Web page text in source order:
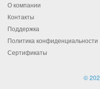
О компании
Контакты
Поддержка
Политика конфиденциальности
Сертификаты
©